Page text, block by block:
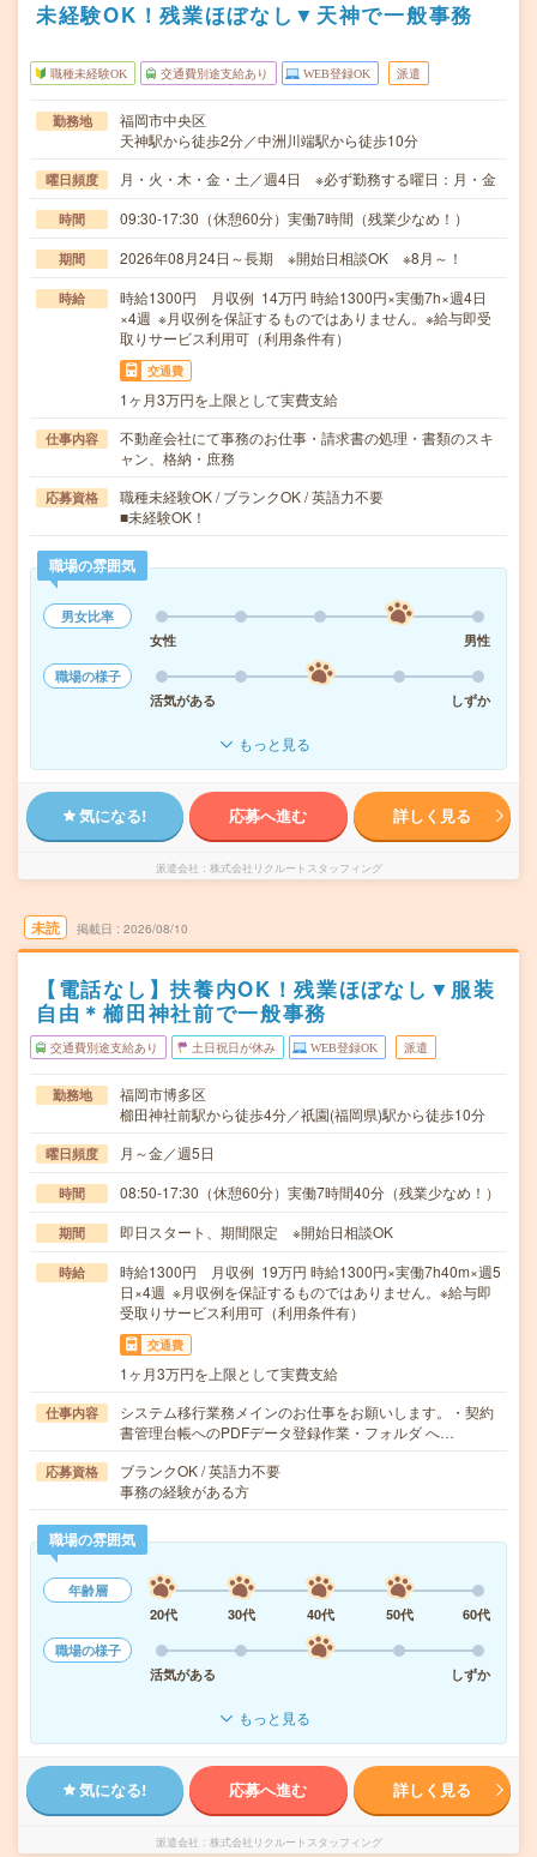
未経験OK！残業ほぼなし▼天神で一般事務
職種未経験OK 交通費別途支給あり WEB登録OK 派遣
勤務地
福岡市中央区
天神駅から徒歩2分／中洲川端駅から徒歩10分
曜日頻度 月・火・木・金・土／週4日 ※必ず勤務する曜日：月・金
時間 09:30-17:30（休憩60分）実働7時間（残業少なめ！）
期間 2026年08月24日～長期 ※開始日相談OK ※8月～！
時給
時給1300円 月収例 14万円 時給1300円×実働7h×週4日
×4週 ※月収例を保証するものではありません。※給与即受
取りサービス利用可（利用条件有）
交通費
1ヶ月3万円を上限として実費支給
仕事内容
不動産会社にて事務のお仕事・請求書の処理・書類のスキ
ャン、格納・庶務
応募資格
職種未経験OK / ブランクOK / 英語力不要
■未経験OK！
職場の雰囲気
男女比率
女性
男性
職場の様子
活気がある
しずか
もっと見る
気になる! 応募へ進む 詳しく見る
派遣会社 株式会社リクルートスタッフィング
未読 掲載日 2026/08/10
【電話なし】扶養内OK！残業ほぼなし▼服装
自由＊櫛田神社前で一般事務
交通費別途支給あり 土日祝日が休み WEB登録OK 派遣
勤務地
福岡市博多区
櫛田神社前駅から徒歩4分／祇園(福岡県)駅から徒歩10分
曜日頻度 月～金／週5日
時間 08:50-17:30（休憩60分）実働7時間40分（残業少なめ！）
期間 即日スタート、期間限定 ※開始日相談OK
時給
時給1300円 月収例 19万円 時給1300円×実働7h40m×週5
日×4週 ※月収例を保証するものではありません。※給与即
受取りサービス利用可（利用条件有）
交通費
1ヶ月3万円を上限として実費支給
仕事内容
システム移行業務メインのお仕事をお願いします。・契約
書管理台帳へのPDFデータ登録作業・フォルダ へ…
応募資格
ブランクOK / 英語力不要
事務の経験がある方
職場の雰囲気
年齢層
20代
30代 40代 50代
60代
職場の様子
活気がある
しずか
もっと見る
気になる! 応募へ進む 詳しく見る
派遣会社 株式会社リクルートスタッフィング